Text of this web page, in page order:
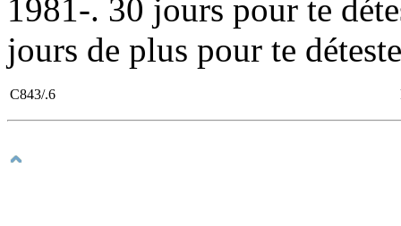
1981-. 30 jours pour te
jours de plus pour te
C843/.6